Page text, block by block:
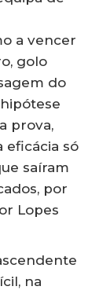
a vencer
golo
do
prova,
eficácia só
saíram
por
Lopes
na